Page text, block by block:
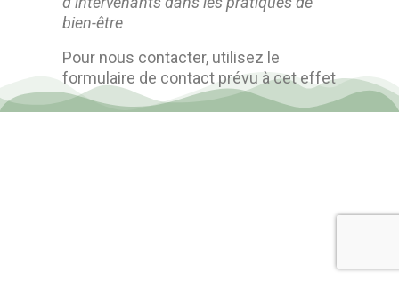
bien-être
Pour nous contacter, utilisez le
formulaire de contact prévu à cet effet